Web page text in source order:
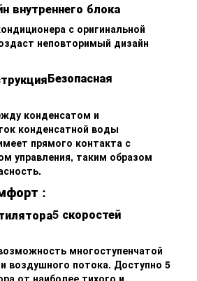
внутреннего блока
с оригинальной
неповторимый дизайн
Безопасная
конденсатом и
конденсатной воды
прямого контакта с
управления, таким образом
:
5 скоростей
многоступенчатой
воздушного потока. Доступно 5